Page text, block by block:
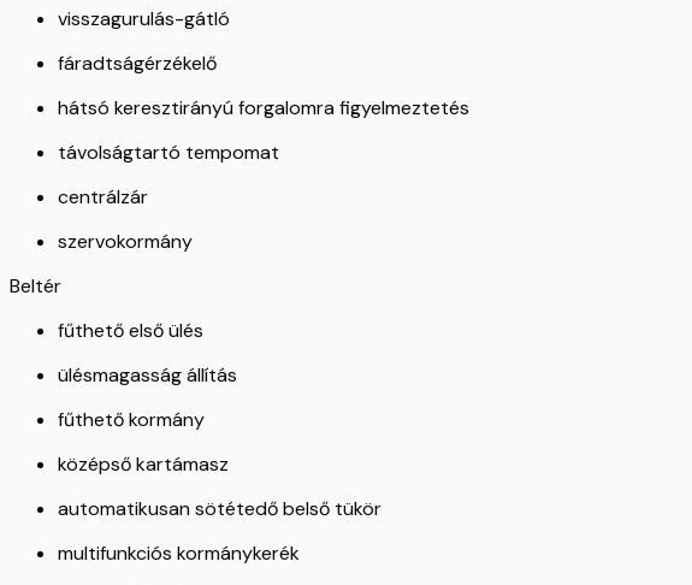
visszagurulás-gátló
fáradtságérzékelő
hátsó keresztirányú forgalomra figyelmeztetés
távolságtartó tempomat
centrálzár
szervokormány
Beltér
fűthető első ülés
ülésmagasság állítás
fűthető kormány
középső kartámasz
automatikusan sötétedő belső tükör
multifunkciós kormánykerék